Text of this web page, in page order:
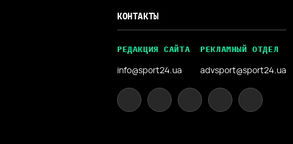
КОНТАКТЫ
РЕДАКЦИЯ САЙТА
info@sport24.ua
РЕКЛАМНЫЙ ОТДЕЛ
advsport@sport24.ua